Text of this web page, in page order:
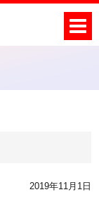
2019年11月1日